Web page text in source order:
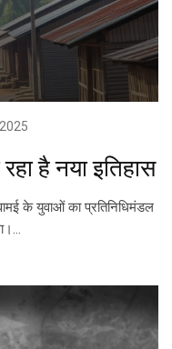
है नया इतिहास
के युवाओं का प्रतिनिधिमंडल